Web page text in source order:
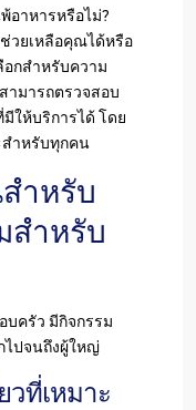
อาหารหรือไม่?
วยเหลือคุณได้หรือ
อกสำหรับความ
ามารถตรวจสอบ
ให้บริการได้ โดย
สำหรับทุกคน
ำหรับ
สำหรับ
บครัว มีกิจกรรม
ไปจนถึงผู้ใหญ่
ที่เหมาะ